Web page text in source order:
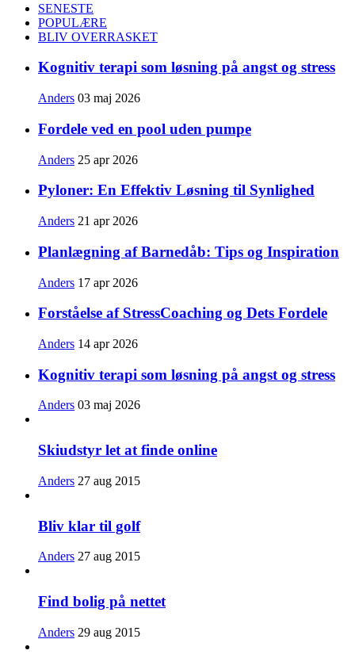
SENESTE
POPULÆRE
BLIV OVERRASKET
Kognitiv terapi som løsning på angst og stress
Anders 03 maj 2026
Fordele ved en pool uden pumpe
Anders 25 apr 2026
Pyloner: En Effektiv Løsning til Synlighed
Anders 21 apr 2026
Planlægning af Barnedåb: Tips og Inspiration
Anders 17 apr 2026
Forståelse af StressCoaching og Dets Fordele
Anders 14 apr 2026
Kognitiv terapi som løsning på angst og stress
Anders 03 maj 2026
Skiudstyr let at finde online
Anders 27 aug 2015
Bliv klar til golf
Anders 27 aug 2015
Find bolig på nettet
Anders 29 aug 2015